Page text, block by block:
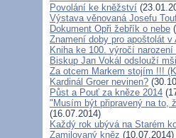
Povolání ke kněžství
Výstava věnovaná Josefu
Dokument Opři žebřík o nebe
Znamení doby pro apoštolát v
Kniha ke 100. výročí narození
Biskup Jan Vokál odslouží
Za otcem Markem stojím !!!
Kardinál Groer nevinen?
Půst a Pouť za kněze 2014
"Musím být připravený na to,
(16.07.2014)
Každý rok ubývá na Starém
Zamilovaný kněz (10.07.2014)